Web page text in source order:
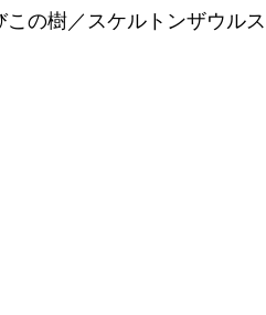
の樹／スケルトンザウル